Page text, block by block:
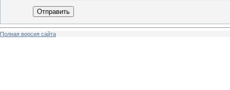
Отправить
Полная версия сайта